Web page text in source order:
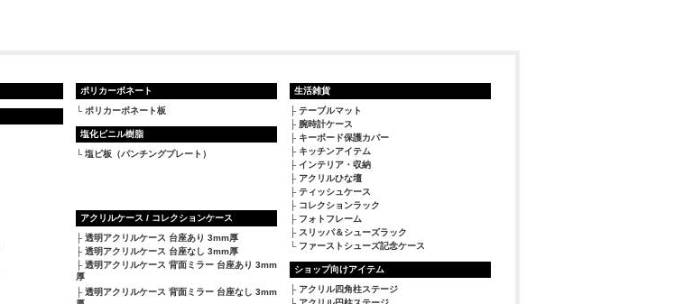
ポリカーボネート
ポリカーボネート板
塩化ビニル樹脂
塩ビ板（パンチングプレート）
アクリルケース / コレクションケース
透明アクリルケース 台座あり 3mm厚
透明アクリルケース 台座なし 3mm厚
透明アクリルケース 背面ミラー 台座あり 3mm
厚
透明アクリルケース 背面ミラー 台座なし 3mm
生活雑貨
テーブルマット
腕時計ケース
キーボード保護カバー
キッチンアイテム
インテリア・収納
アクリルひな壇
ティッシュケース
コレクションラック
フォトフレーム
スリッパ＆シューズラック
ファーストシューズ記念ケース
ショップ向けアイテム
アクリル四角柱ステージ